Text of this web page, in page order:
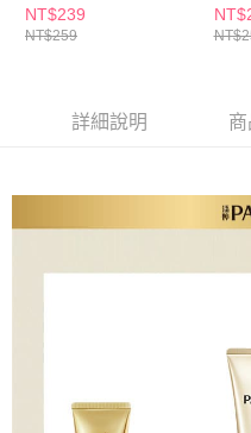
１．透過由恩沛科技股份有限公司
易，需依本服務之必要範圍內提供
３．未成年的使用者請事先徵得
時審查核予不同之上限額度；若仍
每筆NT$65，滿NT$490(含以上
宅配(本島)
付款後寶雅門市自取(由倉庫統
NT$239
NT$259
詳細說明